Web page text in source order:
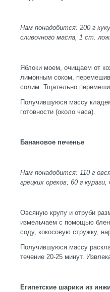
Нам понадобится: 200 г
сливочного масла, 1 ст.
Яблоки моем, очищаем от
лимонным соком,
солим. Тщательно
Получившуюся массу
готовности (около часа).
Банановое печенье
Нам понадобится: 110 г
грецких орехов, 60 г
Овсяную крупу и отруби
измельчаем с помощью
соду, кокосовую стружку,
Получившуюся массу
течение 20-25 минут.
Египетские шарики из